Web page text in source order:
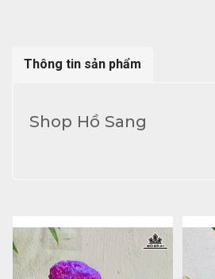
Thông tin sản phẩm
Shop Hồ Sang